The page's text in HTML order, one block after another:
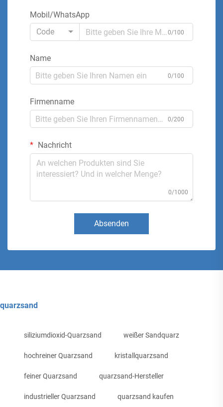
Mobil/WhatsApp
Code
0/100
Name
0/100
Firmenname
0/200
Nachricht
0/1000
Absenden
quarzsand
siliziumdioxid-Quarzsand weißer Sandquarz
hochreiner Quarzsand kristallquarzsand
feiner Quarzsand quarzsand-Hersteller
industrieller Quarzsand quarzsand kaufen